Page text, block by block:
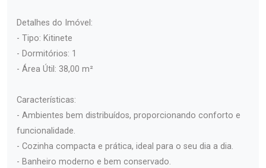
Detalhes do Imóvel:
- Tipo: Kitinete
- Dormitórios: 1
- Área Útil: 38,00 m²
Características:
- Ambientes bem distribuídos, proporcionando conforto e
funcionalidade.
- Cozinha compacta e prática, ideal para o seu dia a dia.
- Banheiro moderno e bem conservado.